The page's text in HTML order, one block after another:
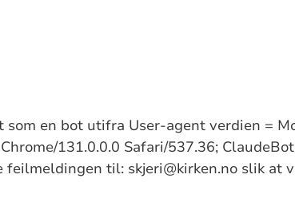
en bot utifra User-agent verdien =
131.0.0.0 Safari/537.36;
feilmeldingen til: skjeri@kirken.no slik at